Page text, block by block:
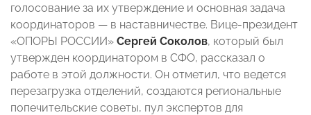
голосование за их утверждение и основная задача
координаторов — в наставничестве. Вице-президент
«ОПОРЫ РОССИИ» Сергей Соколов, который был
утвержден координатором в СФО, рассказал о
работе в этой должности. Он отметил, что ведется
перезагрузка отделений, создаются региональные
попечительские советы, пул экспертов для